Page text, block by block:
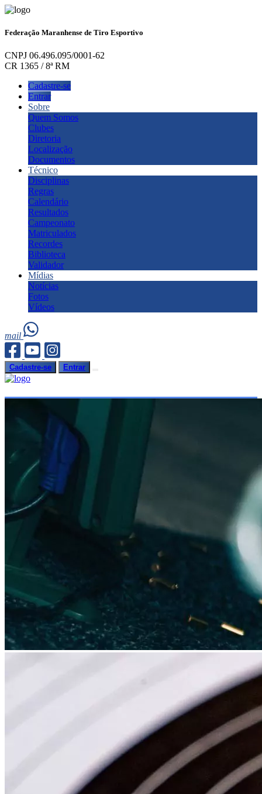
Federação Maranhense de Tiro Esportivo
CNPJ 06.496.095/0001-62
CR 1365 / 8ª RM
Cadastre-se
Entrar
Sobre
Quem Somos
Clubes
Diretoria
Localização
Documentos
Técnico
Disciplinas
Regras
Calendário
Resultados
Campeonato
Matriculados
Recordes
Biblioteca
Validador
Mídias
Notícias
Fotos
Vídeos
mail
Cadastre-se Entrar